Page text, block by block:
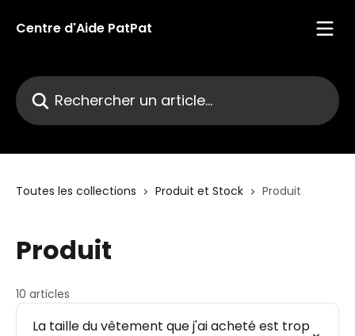
Centre d'Aide PatPat
Rechercher un article...
Toutes les collections Produit et Stock Produit
Produit
10 articles
La taille du vêtement que j'ai acheté est trop